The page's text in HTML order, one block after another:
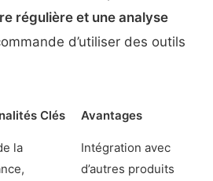
régulière et une analyse
d’utiliser des outils
Clés Avantages
la
Intégration avec
d’autres produits